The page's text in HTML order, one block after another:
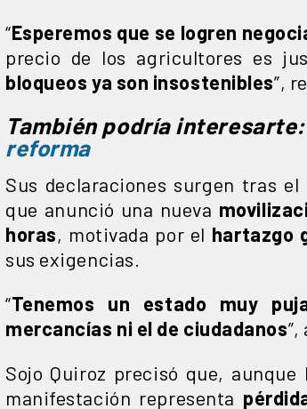
“Esperemos que se logren
precio de los agricultores es
bloqueos ya son insostenibles”,
También podría interesarte:
reforma
Sus declaraciones surgen tras el
que anunció una nueva
horas, motivada por el hartazgo
sus exigencias.
“Tenemos un estado muy
mercancías ni el de ciudadanos”,
Sojo Quiroz precisó que, aunque
manifestación representa